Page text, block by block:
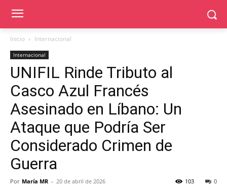
Inicio Internacional
Internacional
UNIFIL Rinde Tributo al
Casco Azul Francés
Asesinado en Líbano: Un
Ataque que Podría Ser
Considerado Crimen de
Guerra
Por María MR - 20 de abril de 2026 0
103